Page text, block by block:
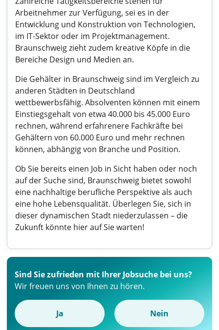
Arbeitnehmer zur Verfügung, sei es in der
Entwicklung und Konstruktion von Technologien,
im IT-Sektor oder im Projektmanagement.
Braunschweig zieht zudem kreative Köpfe in die
Bereiche Design und Medien an.
Die Gehälter in Braunschweig sind im Vergleich zu
anderen Städten in Deutschland
wettbewerbsfähig. Absolventen können mit einem
Einstiegsgehalt von etwa 40.000 bis 45.000 Euro
rechnen, während erfahrenere Fachkräfte bei
Gehältern von 60.000 Euro und mehr rechnen
können, abhängig von Branche und Position.
Ob Sie bereits einen Job in Sicht haben oder noch
auf der Suche sind, Braunschweig bietet sowohl
eine nachhaltige berufliche Perspektive als auch
eine hohe Lebensqualität. Überlegen Sie, sich in
dieser dynamischen Stadt niederzulassen – die
Zukunft könnte hier auf Sie warten!
Sind Sie zufrieden mit Ihrer Jobsuche bei uns?
Wir freuen uns von Ihnen zu hören.
Ja Nein